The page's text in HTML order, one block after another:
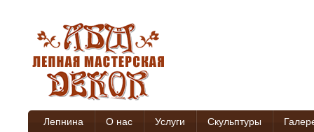
Лепнина О нас Услуги Скульптуры